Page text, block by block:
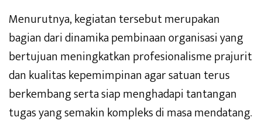
Menurutnya, kegiatan tersebut merupakan
bagian dari dinamika pembinaan organisasi yang
bertujuan meningkatkan profesionalisme prajurit
dan kualitas kepemimpinan agar satuan terus
berkembang serta siap menghadapi tantangan
tugas yang semakin kompleks di masa mendatang.